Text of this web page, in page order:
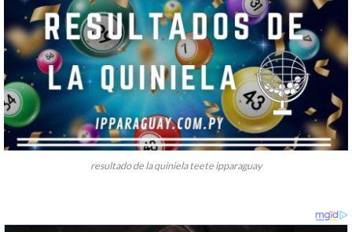
resultado de la quiniela teete ipparaguay